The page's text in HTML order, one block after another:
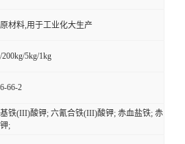
材料,用于工业化大生产
200kg/5kg/1kg
66-2
铁(III)酸钾; 六氰合铁(III)酸钾; 赤血盐铁; 赤
;